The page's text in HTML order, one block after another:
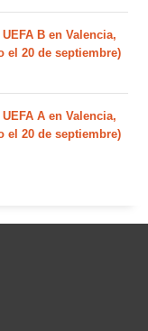
B en Valencia,
el 20 de septiembre)
A en Valencia,
el 20 de septiembre)